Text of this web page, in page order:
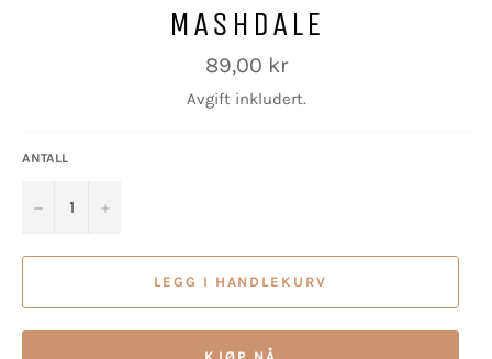
MASHDALE
Vanlig
pris
89,00 kr
Avgift inkludert.
ANTALL
− +
LEGG I HANDLEKURV